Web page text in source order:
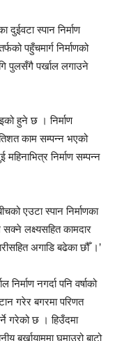
दुईवटा स्पान निर्माण
पहुँचमार्ग निर्माणको
पुलसँगै पर्खाल लगाउने
हुने छ । निर्माण
काम सम्पन्न भएको
निर्माण सम्पन्न
एउटा स्पान निर्माणका
लक्ष्यसहित कामदार
अगाडि बढेका छौँ ।’
निर्माण नगर्दा पनि वर्षाको
गरेर बगरमा परिणत
गरेको छ । हिउँदमा
बर्खायाममा घुमाउरो बाटो